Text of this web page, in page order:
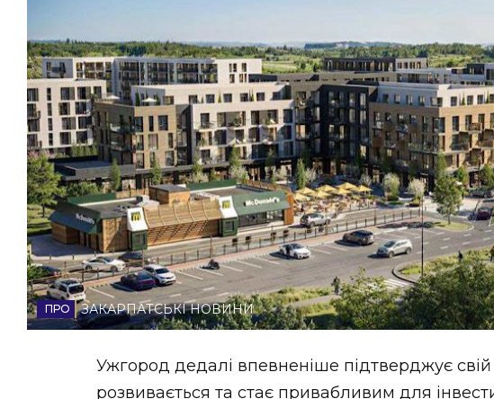
НОВИНИ ЗАХІДНОЇ УКРАЇНИ
ФОТО
ВІДЕОЗАКАРПАТСЬКІ НОВИНИ
Ужгород дедалі впевненіше підтверджує
розвивається та стає привабливим для